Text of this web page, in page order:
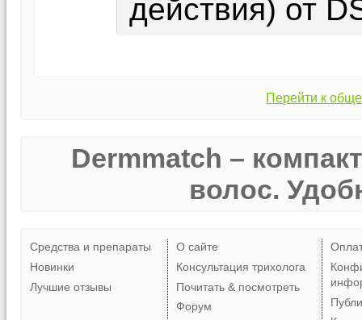
действия) от
Перейти к
Dermmatch –
волос.
Средства и препараты
Новинки
Лучшие отзывы
О сайте
Консультация трихолога
Почитать & посмотреть
Форум